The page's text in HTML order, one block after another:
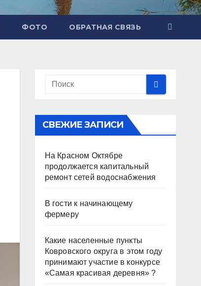
ФОТО ОБРАТНАЯ СВЯЗЬ
СВЕЖИЕ ЗАПИСИ
На Красном Октябре
продолжается капитальный
ремонт сетей водоснабжения
В гости к начинающему
фермеру
Какие населенные пункты
Ковровского округа в этом году
принимают участие в конкурсе
«Самая красивая деревня» ?